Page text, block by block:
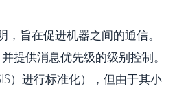
旨在促进机器之间的通信。
提供消息优先级的级别控制。
）进行标准化），但由于其小